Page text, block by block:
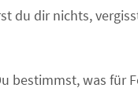
du dir nichts,
bestimmst, was für